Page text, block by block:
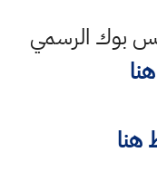
بوك الرسمي
هنا